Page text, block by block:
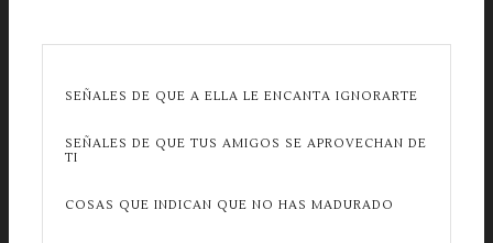
SEÑALES DE QUE A ELLA LE ENCANTA IGNORARTE
SEÑALES DE QUE TUS AMIGOS SE APROVECHAN DE
TI
COSAS QUE INDICAN QUE NO HAS MADURADO